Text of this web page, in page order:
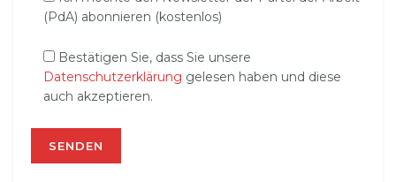
(PdA) abonnieren (kostenlos)
Bestätigen Sie, dass Sie unsere
Datenschutzerklärung gelesen haben und diese
auch akzeptieren.